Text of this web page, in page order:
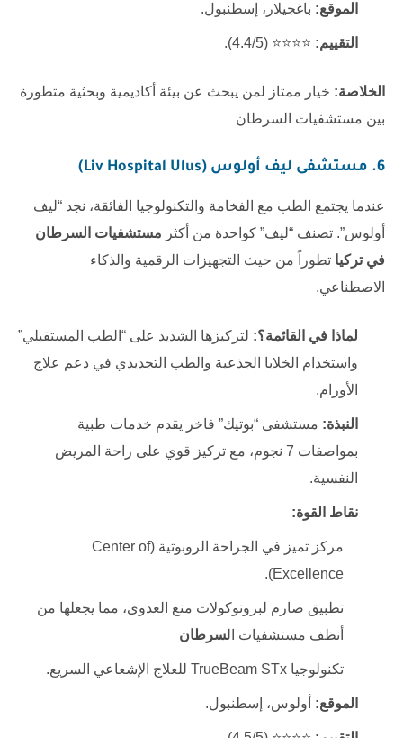
الموقع: باغجيلار، إسطنبول.
التقييم: ⭐⭐⭐⭐ (4.4/5).
الخلاصة: خيار ممتاز لمن يبحث عن بيئة أكاديمية وبحثية متطورة
بين مستشفيات السرطان
6. مستشفى ليف أولوس (Liv Hospital Ulus)
عندما يجتمع الطب مع الفخامة والتكنولوجيا الفائقة، نجد “ليف
أولوس”. تصنف “ليف” كواحدة من أكثر مستشفيات السرطان
في تركيا تطوراً من حيث التجهيزات الرقمية والذكاء
الاصطناعي.
لماذا في القائمة؟: لتركيزها الشديد على “الطب المستقبلي”
واستخدام الخلايا الجذعية والطب التجديدي في دعم علاج
الأورام.
النبذة: مستشفى “بوتيك” فاخر يقدم خدمات طبية
بمواصفات 7 نجوم، مع تركيز قوي على راحة المريض
النفسية.
نقاط القوة:
مركز تميز في الجراحة الروبوتية (Center of
Excellence).
تطبيق صارم لبروتوكولات منع العدوى، مما يجعلها من
أنظف مستشفيات السرطان
تكنولوجيا TrueBeam STx للعلاج الإشعاعي السريع.
الموقع: أولوس، إسطنبول.